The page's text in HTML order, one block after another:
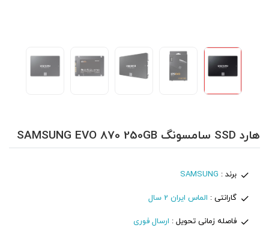
هارد SSD سامسونگ SAMSUNG EVO 870 250GB
برند : SAMSUNG
گارانتی : الماس ایران 2 سال
فاصله زمانی تحویل : ارسال فوری